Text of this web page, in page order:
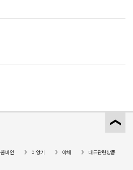
콤바인 이앙기 야채
대두관련상품